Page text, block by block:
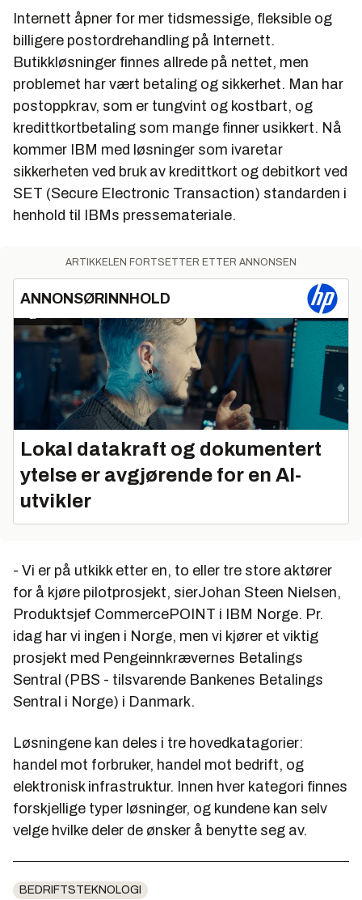
Internett åpner for mer tidsmessige, fleksible og
billigere postordrehandling på Internett.
Butikkløsninger finnes allrede på nettet, men
problemet har vært betaling og sikkerhet. Man har
postoppkrav, som er tungvint og kostbart, og
kredittkortbetaling som mange finner usikkert. Nå
kommer IBM med løsninger som ivaretar
sikkerheten ved bruk av kredittkort og debitkort ved
SET (Secure Electronic Transaction) standarden i
henhold til IBMs pressemateriale.
ARTIKKELEN FORTSETTER ETTER ANNONSEN
ANNONSØRINNHOLD
Lokal datakraft og dokumentert
ytelse er avgjørende for en AI-
utvikler
- Vi er på utkikk etter en, to eller tre store aktører
for å kjøre pilotprosjekt, sierJohan Steen Nielsen,
Produktsjef CommercePOINT i IBM Norge. Pr.
idag har vi ingen i Norge, men vi kjører et viktig
prosjekt med Pengeinnkrævernes Betalings
Sentral (PBS - tilsvarende Bankenes Betalings
Sentral i Norge) i Danmark.
Løsningene kan deles i tre hovedkatagorier:
handel mot forbruker, handel mot bedrift, og
elektronisk infrastruktur. Innen hver kategori finnes
forskjellige typer løsninger, og kundene kan selv
velge hvilke deler de ønsker å benytte seg av.
BEDRIFTSTEKNOLOGI